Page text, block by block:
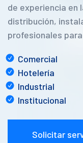
de experiencia en
distribución,
profesionales
Comercial
Hotelería
Industrial
Institucional
Solicitar